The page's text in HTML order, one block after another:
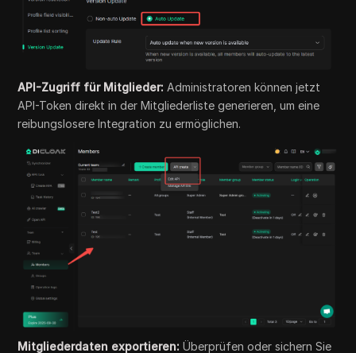
API-Zugriff für Mitglieder: Administratoren können jetzt
API-Token direkt in der Mitgliederliste generieren, um eine
reibungslosere Integration zu ermöglichen.
Mitgliederdaten exportieren: Überprüfen oder sichern Sie